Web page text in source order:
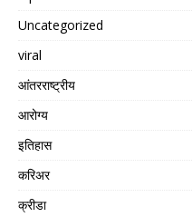
Uncategorized
viral
आंतरराष्ट्रीय
आरोग्य
इतिहास
करिअर
क्रीडा